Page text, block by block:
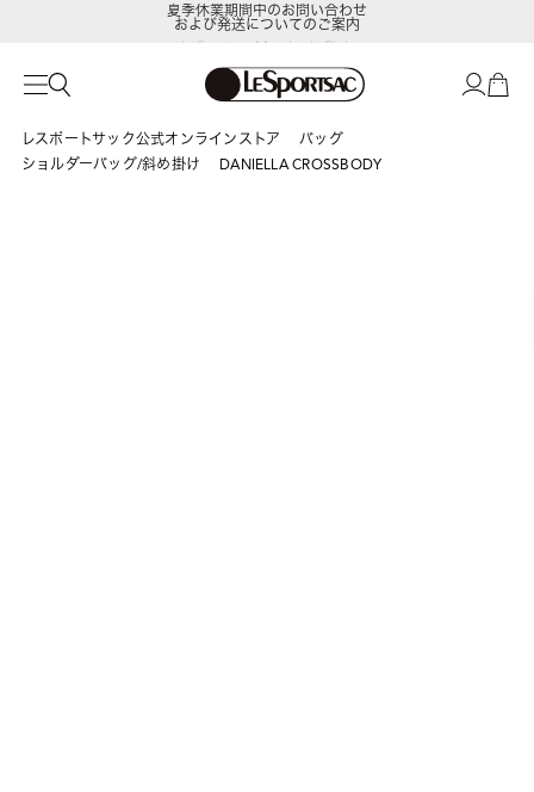
LeSportsac Member's Club
ポイントアップキャンペーン開催中
および発送についてのご案内
レスポートサック公式オンラインストア
バッグ
ショルダーバッグ/斜め掛け
DANIELLA CROSSBODY